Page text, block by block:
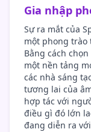
Gia nhập
Sự ra mắt của
một phong trào
Bằng cách
một nền tảng
các nhà sáng
tương lai của
hợp tác với
điều gì đó lớn
đang diễn ra